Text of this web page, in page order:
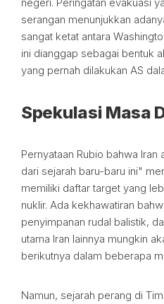
serangan menunjukkan
sangat ketat antara
ini dianggap sebagai bentuk
yang pernah dilakukan AS
Spekulasi Masa
Pernyataan Rubio bahwa
dari sejarah baru-baru ini"
memiliki daftar target yang
nuklir. Ada kekhawatiran
penyimpanan rudal balistik,
utama Iran lainnya mungkin
berikutnya dalam beberapa
Namun, sejarah perang di